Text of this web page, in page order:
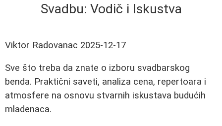
Svadbu: Vodič i Iskustva
Viktor Radovanac 2025-12-17
Sve što treba da znate o izboru svadbarskog
benda. Praktični saveti, analiza cena, repertoara i
atmosfere na osnovu stvarnih iskustava budućih
mladenaca.